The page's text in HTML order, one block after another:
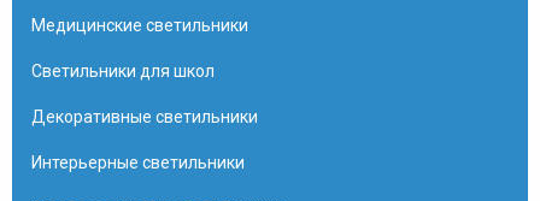
Медицинские светильники
Светильники для школ
Декоративные светильники
Интерьерные светильники